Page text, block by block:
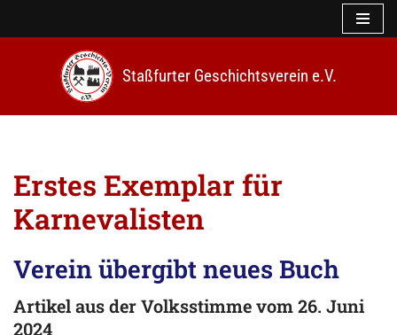
n
s
p
i
n
e
n
Staßfurter Geschichtsverein e.V.
Erstes Exemplar für
Karnevalisten
Verein übergibt neues Buch
Artikelaus der Volksstimmevom 26. Juni
2024